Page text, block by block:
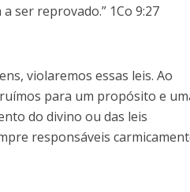
ser reprovado.” 1Co 9:27
violaremos essas leis. Ao
para um propósito e
do divino ou das leis
responsáveis